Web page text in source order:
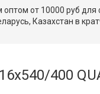
от 10000 руб для
Казахстан в
400